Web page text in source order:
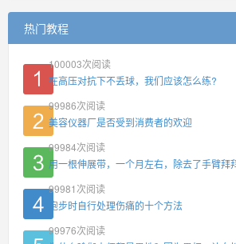
热门教程
100003次阅读
在高压对抗下不丢球，我们应该怎么练?
99986次阅读
美容仪器厂是否受到消费者的欢迎
99984次阅读
用一根伸展带，一个月左右，除去了手臂拜
99981 次阅读
跑步时自行处理伤痛的十个方法
99976次阅读